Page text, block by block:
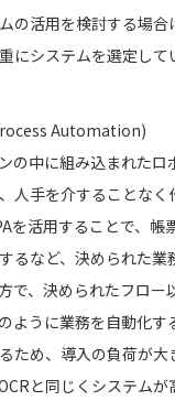
の活用を検討する場
にシステムを選定して
Automation)
の中に組み込まれたロ
人手を介することな
を活用することで、帳
るなど、決められた業
で、決められたフロー
ように業務を自動化す
ため、導入の負荷が大
と同じくシステム